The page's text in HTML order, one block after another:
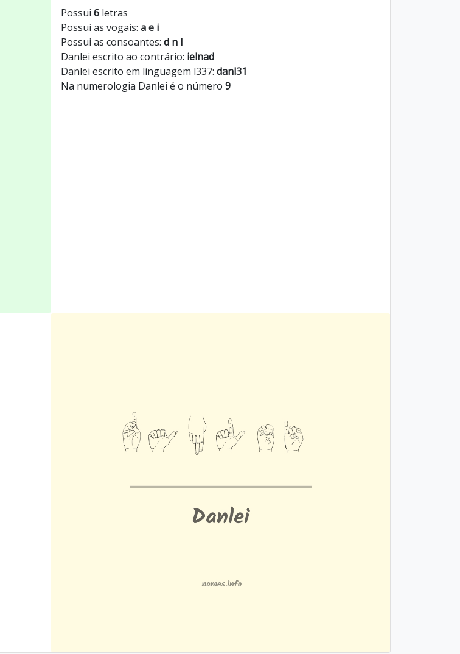
Possui 6 letras
Possui as vogais: a e i
Possui as consoantes: d n l
Danlei escrito ao contrário: ielnad
Danlei escrito em linguagem l337: danl31
Na numerologia Danlei é o número 9